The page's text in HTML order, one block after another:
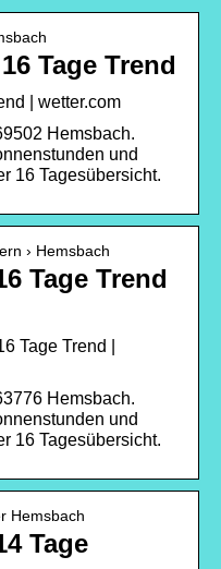
Tage Trend
| wetter.com
Hemsbach.
und
16 Tagesübersicht.
› Hemsbach
Tage Trend
Tage Trend |
Hemsbach.
und
16 Tagesübersicht.
Hemsbach
Tage